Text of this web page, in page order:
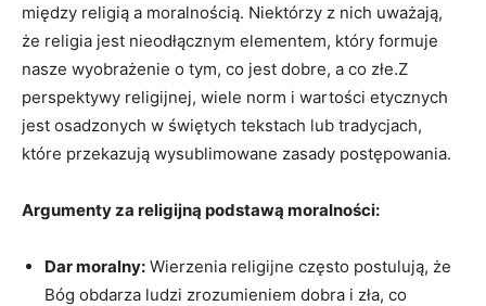
między religią a moralnością. Niektórzy z nich uważają,
że‌ religia ⁤jest nieodłącznym elementem, który formuje
nasze wyobrażenie o tym,⁣ co jest dobre,‍ a co ​złe.Z
perspektywy religijnej,‍ wiele norm i ⁢wartości etycznych⁣
jest osadzonych w świętych‌ tekstach lub tradycjach,
które przekazują wysublimowane zasady postępowania.
Argumenty za religijną podstawą moralności:
Dar moralny: ⁢Wierzenia religijne często postulują, ‍że
Bóg obdarza ludzi ‌zrozumieniem dobra i zła, co